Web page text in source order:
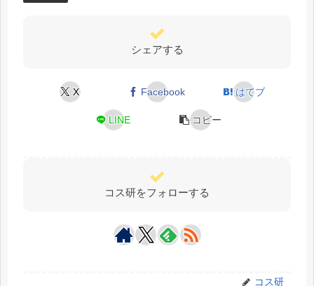
シェアする
X Facebook はてブ
LINE コピー
コス研をフォローする
コス研